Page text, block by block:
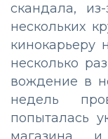
скандала,
нескольких
кинокарьеру
несколько
вождение в
недель
попыталась